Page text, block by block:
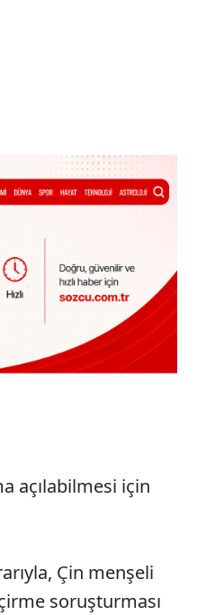
açılabilmesi için
Çin menşeli
soruşturması